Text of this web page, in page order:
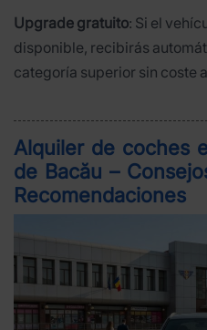
Upgrade gratuito: Si el
disponible, recibirás
categoría superior sin coste
Alquiler de coches
de Bacău –
Recomendaciones